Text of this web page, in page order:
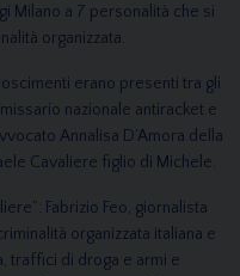
Milano a 7 personalità che si
organizzata.
erano presenti tra gli
nazionale antiracket e
Annalisa D’Amora della
Cavaliere figlio di Michele.
Fabrizio Feo, giornalista
organizzata italiana e
traffici di droga e armi e